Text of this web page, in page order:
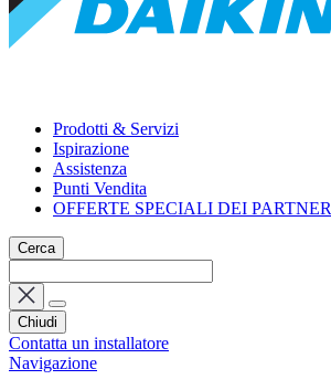
Prodotti & Servizi
Ispirazione
Assistenza
Punti Vendita
OFFERTE SPECIALI DEI PARTNER
Cerca
Chiudi
Contatta un installatore
Navigazione